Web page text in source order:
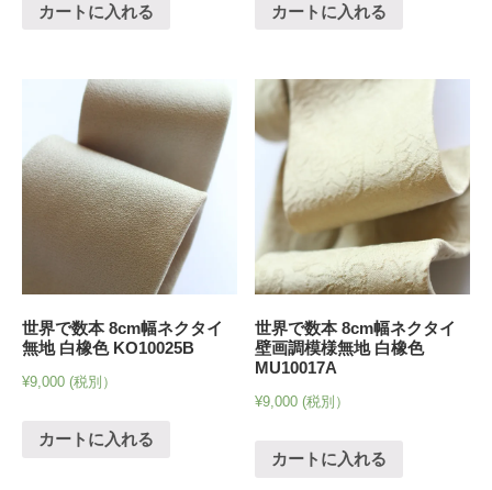
カートに入れる カートに入れる
世界で数本 8cm幅ネクタイ
無地 白橡色 KO10025B
¥9,000 (税別）
カートに入れる
世界で数本 8cm幅ネクタイ
壁画調模様無地 白橡色
MU10017A
¥9,000 (税別）
カートに入れる